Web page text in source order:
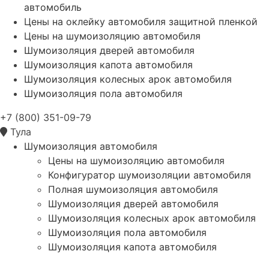
автомобиль
Цены на оклейку автомобиля защитной пленкой
Цены на шумоизоляцию автомобиля
Шумоизоляция дверей автомобиля
Шумоизоляция капота автомобиля
Шумоизоляция колесных арок автомобиля
Шумоизоляция пола автомобиля
+7 (800) 351-09-79
Тула
Шумоизоляция автомобиля
Цены на шумоизоляцию автомобиля
Конфигуратор шумоизоляции автомобиля
Полная шумоизоляция автомобиля
Шумоизоляция дверей автомобиля
Шумоизоляция колесных арок автомобиля
Шумоизоляция пола автомобиля
Шумоизоляция капота автомобиля